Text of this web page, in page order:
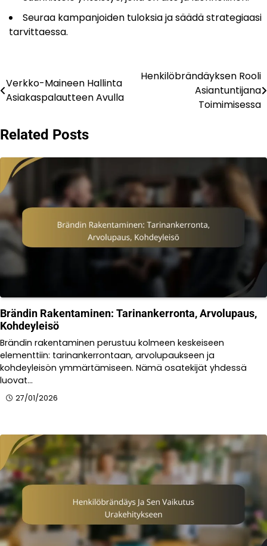
Seuraa kampanjoiden tuloksia ja säädä strategiaasi
tarvittaessa.
Post
navigation
Verkko-Maineen Hallinta
Asiakaspalautteen Avulla
Henkilöbrändäyksen Rooli
Asiantuntijana
Toimimisessa
Related Posts
Brändin Rakentaminen: Tarinankerronta, Arvolupaus,
Kohdeyleisö
Brändin rakentaminen perustuu kolmeen keskeiseen
elementtiin: tarinankerrontaan, arvolupaukseen ja
kohdeyleisön ymmärtämiseen. Nämä osatekijät yhdessä
luovat…
27/01/2026